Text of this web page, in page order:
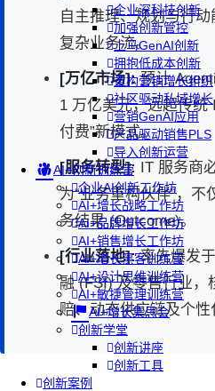
企业深科技创新
加强创新管控
上马GenAI创新
拥抱低成本创新
重构营销增长组织
社区驱动私域增长
营销GenAI应用
产品驱动销售PLS
导入创新运营
AI+创新训练营
企业AI创新工作坊
AI+增长战略工作坊
AI+品牌增长工作坊
AI+销售增长工作坊
AI+增长黑客训练营
AI+设计思维训练营
AI+敏捷管理训练营
AI+增长集思会
创新学堂
创新讲座
创新工具
创新案例
自主推理、规划与行动
复杂业务流。
[万亿市场]:预计
1 万亿美元，远超传统
付费”新模式。
[服务转型]: IT 服务商
为“业务重构伙伴”，
务结果 (Outcome)。
[行业落地]:率先爆发
融 (FSI) 及零售行业，
赔、动态供应链及个性